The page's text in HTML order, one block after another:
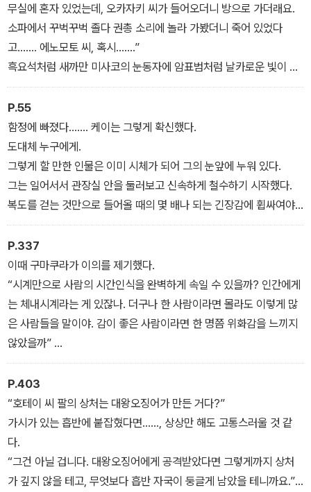
변과 격리된 평범치 않은 공간에서 살인사건이 발생한다. 범인의 교
묘한 밀실트릭과 에노모토 케이의 남다른 추리력 싸움에서 과연 누가
승리할까?
무실에 혼자 있었는데, 오카자키 씨가 들어오더니 방으로 가더래요.
소파에서 꾸벅꾸벅 졸다 권총 소리에 놀라 가봤더니 죽어 있었다
고……. 에노모토 씨, 혹시…….”
흑요석처럼 새까만 미사코의 눈동자에 암표범처럼 날카로운 빛이 깃
들었다.
“두 사람이 같은 방법으로 살해됐다는 거예요?”
“그건 아닐 겁니다. 둘 다 자살로 보이게 만든 걸 보면 동일인의 범행
일 가능성이 높지만요.”
케이가 용기를 짜내서 대답했다. 이 세계에서는 일단 입 밖으로 나간
말은 잘못 알았다거나 착각했다는 변명이 통하지 않는다. 이 조직의
보스인 누시 다케하루가 없는 지금, 최악의 경우 자신을 감싸줄 사람
이 아무도 없었다.
P.55
함정에 빠졌다……. 케이는 그렇게 확신했다.
도대체 누구에게.
그렇게 할 만한 인물은 이미 시체가 되어 그의 눈앞에 누워 있다.
그는 일어서서 관장실 안을 둘러보고 신속하게 철수하기 시작했다.
복도를 걷는 것만으로 들어올 때의 몇 배나 되는 긴장감에 휩싸여야
했다. 만약 이것이 함정이라면 CCTV가 모형이 아닐 수 있다. 만일을
위해 가면 쓰기를 잘했다.
귀를 기울이자 계단 밑에서 사람 말소리가 희미하게 들려왔다. 사흘
후로 다가온 특별전을 준비하는 사람들이 틀림없었다.
현재 이 미술관은 밀실이나 마찬가지다. 문득 그런 생각이 머리를 스
쳤다. 관장의 몸은 아직 따뜻하고 피도 마르지 않았다. 살해된 지 한
시간도 안 되었으리라.
P.337
이때 구마쿠라가 이의를 제기했다.
“시계만으로 사람의 시간인식을 완벽하게 속일 수 있을까? 인간에게
는 체내시계라는 게 있잖나. 더구나 한 사람이라면 몰라도 이렇게 많
은 사람들을 말이야. 감이 좋은 사람이라면 한 명쯤 위화감을 느끼지
않았을까”
“마술도 그렇지만 사람이 많다고 안 속는 건 아닙니다. 오히려 주변에
사람이 많아야 안심하게 되고, 한 사람이 납득하면 나머지는 암시에
걸려 따라가게 되죠. 더구나 아무도 손대지 않은 전파시계의 시각이
틀릴 거라고 의심하는 사람이 어디 있겠습니까?”
그런 질문을 예상했는지 케이는 이번에도 거침이 없었다.
P.403
“호테이 씨 팔의 상처는 대왕오징어가 만든 거다?”
가시가 있는 흡반에 붙잡혔다면……, 상상만 해도 고통스러울 것 같
다.
“그건 아닐 겁니다. 대왕오징어에게 공격받았다면 그렇게까지 상처
가 깊지 않을 테고, 무엇보다 흡반 자국이 둥글게 남았을 테니까요.”